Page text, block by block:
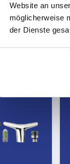
Website an
möglicherweise
der Dienste